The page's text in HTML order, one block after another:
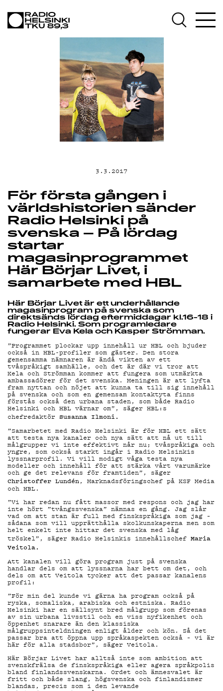
TEKIJÄT
ON-
DEMAND
G
LIVELAB
3.3.2017
För första gången i
världshistorien sänder
Radio Helsinki på
svenska – På lördag
startar
magasinprogrammet
Här Börjar Livet, i
samarbete med HBL
Här Börjar Livet är ett underhållande
magasinprogram på svenska som
direktsänds lördag eftermiddagar kl.16-18 i
Radio Helsinki. Som programledare
fungerar Eva Kela och Kasper Strömman.
”Programmet plockar upp innehåll ur HBL och bjuder
också in HBL-profiler som gäster. Den stora
gemensamma nämnaren är ändå vikten av ett
tvåspråkigt samhälle, och det är där vi tror att
Kela och Strömman kommer att fungera som utmärkta
ambassadörer för det svenska. Meningen är att lyfta
fram nyttan och nöjet att kunna ta till sig innehåll
på svenska och som en gemensam kontaktyta finns
förstås också den urbana staden, som både Radio
Helsinki och HBL värnar om”, säger HBL:s
chefredaktör Susanna Ilmoni.
”Samarbetet med Radio Helsinki är för HBL ett sätt
att testa nya kanaler och nya sätt att nå ut till
målgrupper vi inte effektivt når nu; tvåspråkiga och
yngre, som också starkt ingår i Radio Helsinkis
lyssnarprofil. Vi vill modigt våga testa nya
modeller och innehåll för att stärka vårt varumärke
och ge det relevans för framtiden”, säger
Christoffer Lundén, Marknadsföringschef på KSF Media
och HBL.
”Vi har redan nu fått massor med respons och jag har
inte hört ”tvångssvenska” nämnas en gång. Jag slår
vad om att stan är full med finskspråkiga som jag –
sådana som vill upprätthålla skolkunskaperna men som
helt enkelt inte hittar det svenska med låg
tröskel”, säger Radio Helsinkis innehållschef Maria
Veitola.
Att kanalen vill göra program just på svenska
handlar dels om att lyssnarna har bett om det, och
dels om att Veitola tycker att det passar kanalens
profil:
”För min del kunde vi gärna ha program också på
ryska, somaliska, arabiska och estniska. Radio
Helsinki har en sällsynt bred målgrupp som förenas
av sin urbana livsstil och en viss nyfikenhet och
öppenhet snarare än den klassiska
målgruppsinteldningen enligt ålder och kön. Så det
passar bra att öppna upp språkaspekten också – vi är
här för alla stadsbor”, säger Veitola.
Här Börjar Livet har alltså inte som ambition att
svenskfrälsa de finskspråkiga eller agera språkpolis
bland finlandssvenskarna. Ordet och ämnesvalet är
fritt och både slang, högsvenska och finlandismer
blandas, precis som i den levande